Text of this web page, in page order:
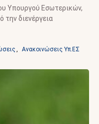
Υπουργού Εσωτερικών,
την διενέργεια
, Ανακοινώσεις Υπ.ΕΣ